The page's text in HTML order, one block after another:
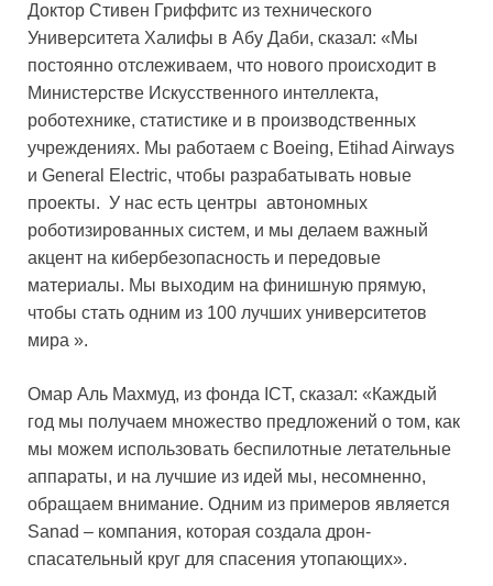
Доктор Стивен Гриффитс из технического
Университета Халифы в Абу Даби, сказал: «Мы
постоянно отслеживаем, что нового происходит в
Министерстве Искусственного интеллекта,
роботехнике, статистике и в производственных
учреждениях. Мы работаем с Boeing, Etihad Airways
и General Electric, чтобы разрабатывать новые
проекты. У нас есть центры автономных
роботизированных систем, и мы делаем важный
акцент на кибербезопасность и передовые
материалы. Мы выходим на финишную прямую,
чтобы стать одним из 100 лучших университетов
мира ».
Омар Аль Махмуд, из фонда ICT, сказал: «Каждый
год мы получаем множество предложений о том, как
мы можем использовать беспилотные летательные
аппараты, и на лучшие из идей мы, несомненно,
обращаем внимание. Одним из примеров является
Sanad – компания, которая создала дрон-
спасательный круг для спасения утопающих».